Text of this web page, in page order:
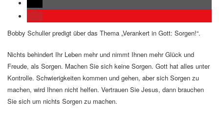
Bobby Schuller predigt über das Thema „Verankert in Gott: Sorgen!“.
Nichts behindert Ihr Leben mehr und nimmt Ihnen mehr Glück und
Freude, als Sorgen. Machen Sie sich keine Sorgen. Gott hat alles unter
Kontrolle. Schwierigkeiten kommen und gehen, aber sich Sorgen zu
machen, wird Ihnen nicht helfen. Vertrauen Sie Jesus, dann brauchen
Sie sich um nichts Sorgen zu machen.